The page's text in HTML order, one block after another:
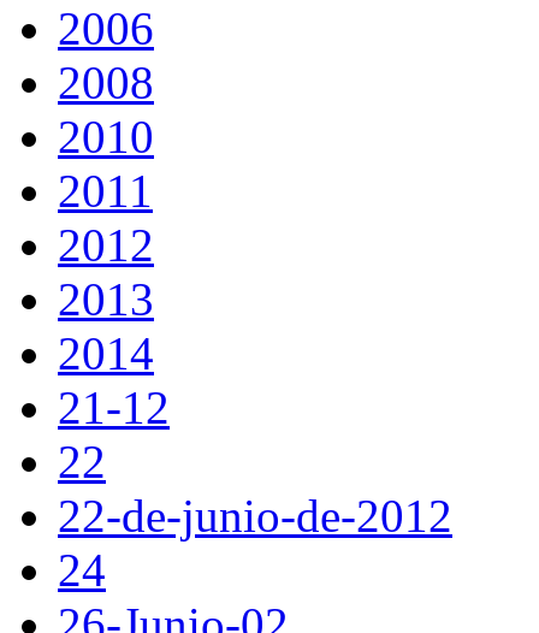
2006
2008
2010
2011
2012
2013
2014
21-12
22
22-de-junio-de-2012
24